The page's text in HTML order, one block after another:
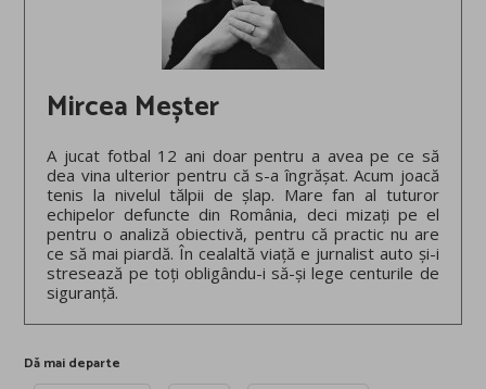
Mircea Meșter
A jucat fotbal 12 ani doar pentru a avea pe ce să
dea vina ulterior pentru că s-a îngrășat. Acum joacă
tenis la nivelul tălpii de șlap. Mare fan al tuturor
echipelor defuncte din România, deci mizați pe el
pentru o analiză obiectivă, pentru că practic nu are
ce să mai piardă. În cealaltă viață e jurnalist auto și-i
stresează pe toți obligându-i să-și lege centurile de
siguranță.
Dă mai departe